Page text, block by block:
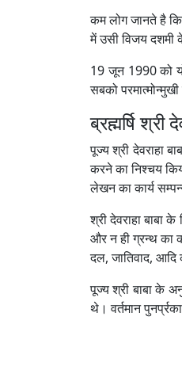
कम लोग जानते है कि
में उसी विजय दशमी
19 जून 1990 को
सबको
ब्रह्मर्षि श्री
पूज्य श्री देवराहा
करने का निश्चय
लेखन का कार्य
श्री देवराहा बाबा
और न ही ग्रन्थ का
दल, जातिवाद, आदि
पूज्य श्री बाबा के
थे। वर्तमान